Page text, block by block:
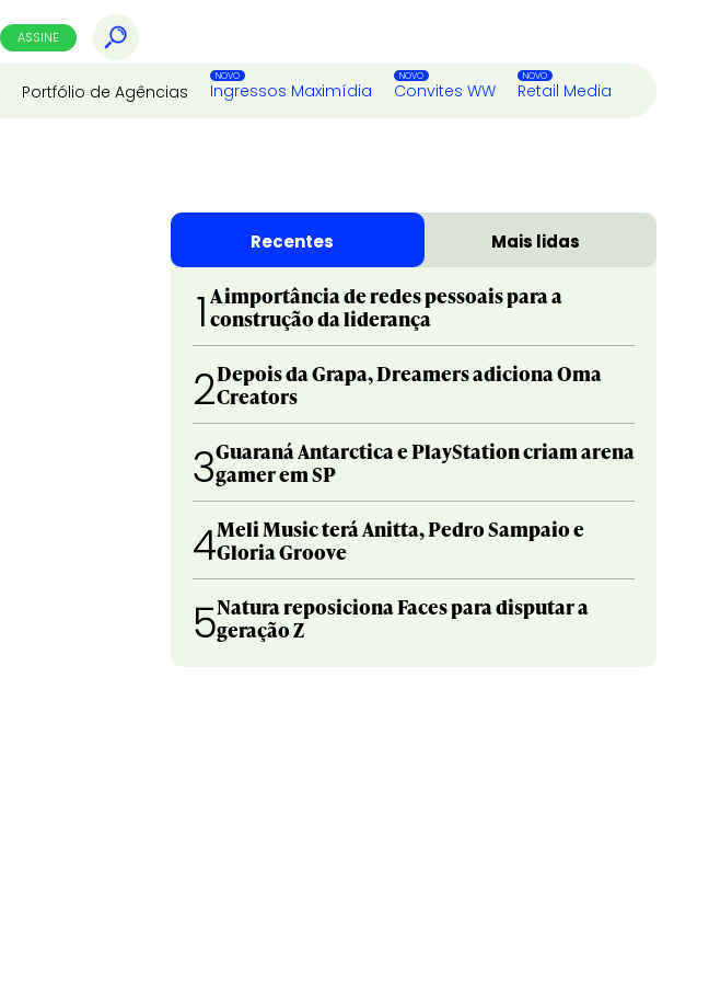
ASSINE
Portfólio de Agências Ingressos Maximídia Convites WW Retail Media
Recentes Mais lidas
1 A importância de redes pessoais para a
construção da liderança
2Depois da Grapa, Dreamers adiciona Oma
Creators
3Guaraná Antarctica e PlayStation criam arena
gamer em SP
4Meli Music terá Anitta, Pedro Sampaio e
Gloria Groove
5Natura reposiciona Faces para disputar a
geração Z